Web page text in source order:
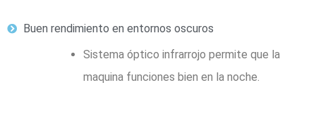
Buen rendimiento en entornos oscuros
Sistema óptico infrarrojo permite que la
maquina funciones bien en la noche.